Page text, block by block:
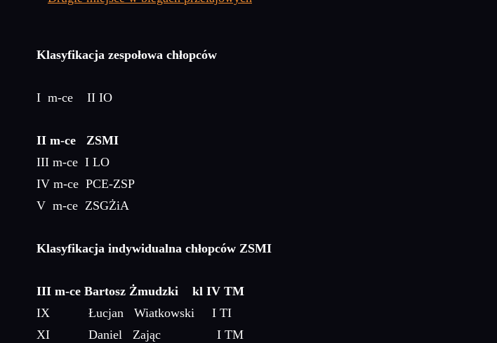
Klasyfikacja zespołowa chłopców
I m-ce II IO
II m-ce ZSMI
III m-ce I LO
IV m-ce PCE-ZSP
V m-ce ZSGŻiA
Klasyfikacja indywidualna chłopców ZSMI
III m-ce Bartosz Żmudzki kl IV TM
IX Łucjan Wiatkowski I TI
XI Daniel Zając I TM